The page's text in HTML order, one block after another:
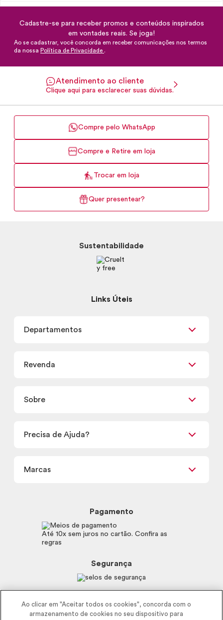
Cadastre-se para receber promos e conteúdos inspirados
em vontades reais. Se joga!
Ao se cadastrar, você concorda em receber comunicações nos termos
da nossa Política de Privacidade .
Atendimento ao cliente
Clique aqui para esclarecer suas dúvidas.
Compre pelo WhatsApp
Compre e Retire em loja
Trocar em loja
Quer presentear?
Sustentabilidade
Links Úteis
Departamentos
Skincare
Revenda
Quero ser Revendedor
Sobre
Nossas Lojas
Código de defesa do consumidor
Trabalhe com a gente
Recomendações Covid19
Precisa de Ajuda?
Frete e Entrega
Fale Conosco
E-mail
Marcas
Pagamento
Até 10x sem juros no cartão. Confira as
regras
Segurança
Ao clicar em "Aceitar todos os cookies", concorda com o
armazenamento de cookies no seu dispositivo para